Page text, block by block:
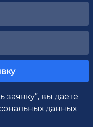
вы даете
данных